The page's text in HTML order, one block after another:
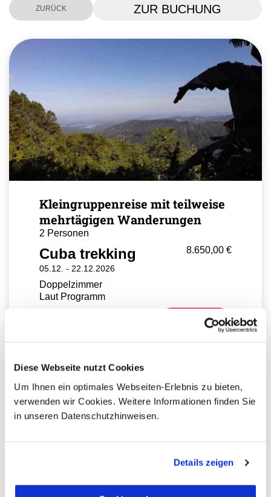
Diese Webseite nutzt Cookies
Um Ihnen ein optimales Webseiten-Erlebnis zu bieten,
verwenden wir Cookies. Weitere Informationen finden Sie
in unseren Datenschutzhinweisen.
Details zeigen
ZURÜCK ZUR BUCHUNG
Kleingruppenreise mit teilweise
mehrtägigen Wanderungen
2 Personen
8.650,00 €
Cuba trekking
05.12. - 22.12.2026
Doppelzimmer
Laut Programm
8.650,00 €
Ihr Ansprechpartner
Sie haben Fragen zur Buchung?